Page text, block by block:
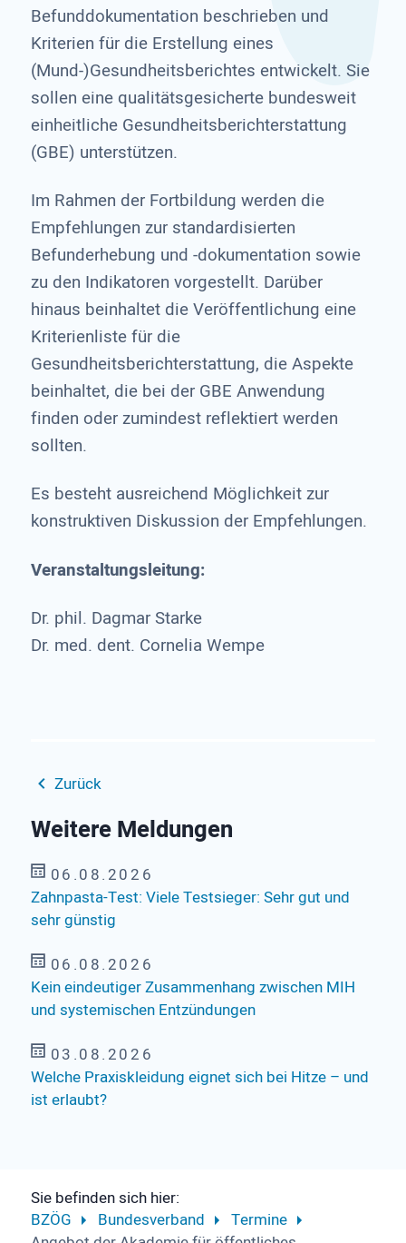
Befunddokumentation beschrieben und
Kriterien für die Erstellung eines
(Mund-)Gesundheitsberichtes entwickelt. Sie
sollen eine qualitätsgesicherte bundesweit
einheitliche Gesundheitsberichterstattung
(GBE) unterstützen.
Im Rahmen der Fortbildung werden die
Empfehlungen zur standardisierten
Befunderhebung und -dokumentation sowie
zu den Indikatoren vorgestellt. Darüber
hinaus beinhaltet die Veröffentlichung eine
Kriterienliste für die
Gesundheitsberichterstattung, die Aspekte
beinhaltet, die bei der GBE Anwendung
finden oder zumindest reflektiert werden
sollten.
Es besteht ausreichend Möglichkeit zur
konstruktiven Diskussion der Empfehlungen.
Veranstaltungsleitung:
Dr. phil. Dagmar Starke
Dr. med. dent. Cornelia Wempe
Zurück
Weitere Meldungen
06.08.2026
Zahnpasta-Test: Viele Testsieger: Sehr gut und
sehr günstig
06.08.2026
Kein eindeutiger Zusammenhang zwischen MIH
und systemischen Entzündungen
03.08.2026
Welche Praxiskleidung eignet sich bei Hitze – und
ist erlaubt?
Sie befinden sich hier:
BZÖG
Bundesverband
Termine